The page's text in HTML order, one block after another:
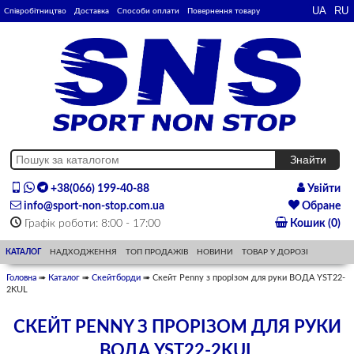
Співробітництво Доставка Способи оплати Повернення товару
+38(066) 199-40-88
info@sport-non-stop.com.ua
Графік роботи: 8:00 - 17:00
Увійти
Обране
Кошик (0)
КАТАЛОГ НАДХОДЖЕННЯ ТОП ПРОДАЖІВ НОВИНИ ТОВАР У ДОРОЗІ
Головна ➠ Каталог ➠ Скейтборди ➠ Скейт Penny з прорізом для руки ВОДА YST22-
2KUL
СКЕЙТ PENNY З ПРОРІЗОМ ДЛЯ РУКИ